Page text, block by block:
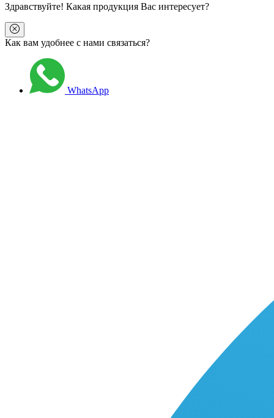
Здравствуйте! Какая продукция Вас интересует?
Как вам удобнее с нами связаться?
WhatsApp